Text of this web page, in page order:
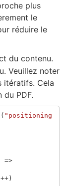
plus
le
réduire le
du contenu.
Veuillez noter
itératifs. Cela
PDF.
( "positioning
=>
++)